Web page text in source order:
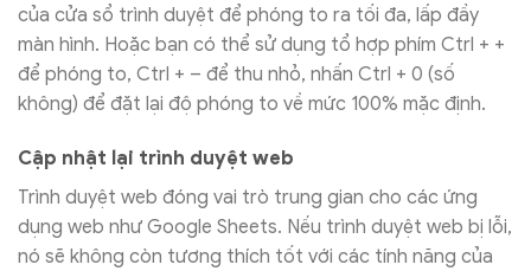
của cửa sổ trình duyệt để phóng to ra tối đa, lấp đầy
màn hình. Hoặc bạn có thể sử dụng tổ hợp phím Ctrl + +
để phóng to, Ctrl + – để thu nhỏ, nhấn Ctrl + 0 (số
không) để đặt lại độ phóng to về mức 100% mặc định.
Cập nhật lại trình duyệt web
Trình duyệt web đóng vai trò trung gian cho các ứng
dụng web như Google Sheets. Nếu trình duyệt web bị lỗi,
nó sẽ không còn tương thích tốt với các tính năng của